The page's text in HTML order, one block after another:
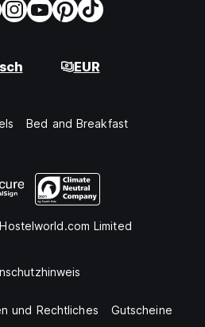
EUR
Bed and Breakfast
Limited
und Rechtliches Gutscheine